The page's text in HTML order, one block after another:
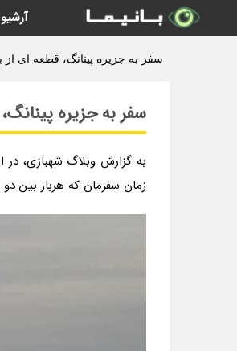
سفر به جزیره پینانگ، قطعه اى
سفر به جزیره
به گزارش وبلاگ شهبازی، در
زمان سفرمان که هربار بین